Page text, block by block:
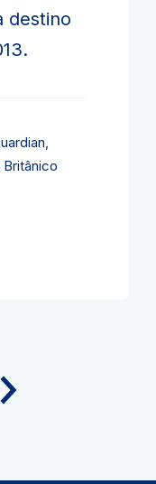
destino
Britânico